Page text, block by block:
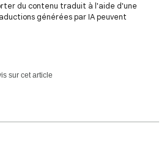
du contenu traduit à l'aide d'une
générées par IA peuvent
sur cet article